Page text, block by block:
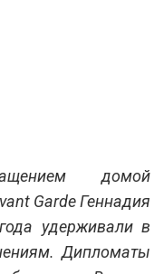
домой
Garde Геннадия
удерживали в
Дипломаты